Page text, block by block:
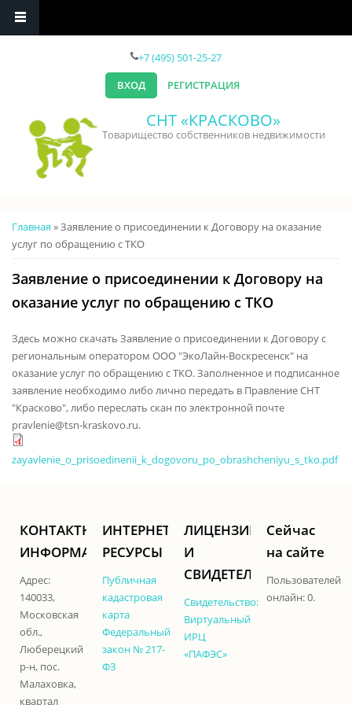
+7 (495) 501-25-27
ВХОД
РЕГИСТРАЦИЯ
СНТ «КРАСКОВО»
Товарищество собственников недвижимости
Вы здесь
Главная » Заявление о присоединении к Договору на оказание
услуг по обращению с ТКО
Заявление о присоединении к Договору на
оказание услуг по обращению с ТКО
Здесь можно скачать Заявление о присоединении к Договору с
региональным оператором ООО "ЭкоЛайн-Воскресенск" на
оказание услуг по обращению с ТКО. Заполненное и подписанное
заявление необходимо либо лично передать в Правление СНТ
"Красково", либо переслать скан по электронной почте
pravlenie@tsn-kraskovo.ru.
zayavlenie_o_prisoedinenii_k_dogovoru_po_obrashcheniyu_s_tko.pdf
КОНТАКТНАЯ
ИНФОРМАЦИЯ
Адрес:
140033,
Московская
обл.,
Люберецкий
р-н, пос.
Малаховка,
квартал
ИНТЕРНЕТ-
РЕСУРСЫ
Публичная
кадастровая
карта
Федеральный
закон № 217-
ФЗ
ЛИЦЕНЗИИ
И
СВИДЕТЕЛЬСТВА
Свидетельство:
Виртуальный
ИРЦ
«ПАФЭС»
Сейчас
на сайте
Пользователей
онлайн: 0.